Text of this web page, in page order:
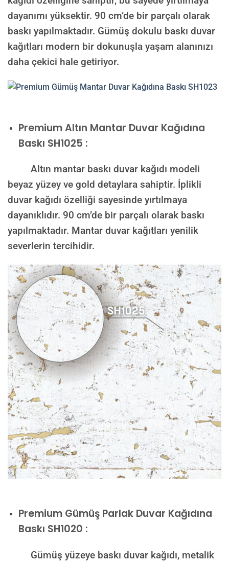
dayanımı yüksektir. 90 cm’de bir parçalı olarak
baskı yapılmaktadır. Gümüş dokulu baskı duvar
kağıtları modern bir dokunuşla yaşam alanınızı
daha çekici hale getiriyor.
PremiumAltın Mantar Duvar Kağıdına
Baskı SH1025 :
Altın mantar baskı duvar kağıdı modeli
beyaz yüzey ve gold detaylara sahiptir. İplikli
duvar kağıdı özelliği sayesinde yırtılmaya
dayanıklıdır. 90 cm’de bir parçalı olarak baskı
yapılmaktadır. Mantar duvar kağıtları yenilik
severlerin tercihidir.
Premium Gümüş Parlak Duvar Kağıdına
Baskı SH1020 :
Gümüş yüzeye baskı duvar kağıdı, metalik